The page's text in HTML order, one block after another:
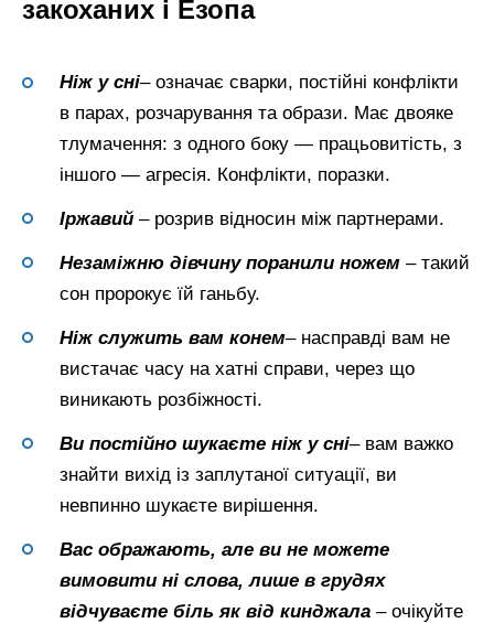
закоханих і Езопа
Ніж у сні– означає сварки, постійні конфлікти
в парах, розчарування та образи. Має двояке
тлумачення: з одного боку — працьовитість, з
іншого — агресія. Конфлікти, поразки.
Іржавий – розрив відносин між партнерами.
Незаміжню дівчину поранили ножем – такий
сон пророкує їй ганьбу.
Ніж служить вам конем– насправді вам не
вистачає часу на хатні справи, через що
виникають розбіжності.
Ви постійно шукаєте ніж у сні– вам важко
знайти вихід із заплутаної ситуації, ви
невпинно шукаєте вирішення.
Вас ображають, але ви не можете
вимовити ні слова, лише в грудях
відчуваєте біль як від кинджала – очікуйте